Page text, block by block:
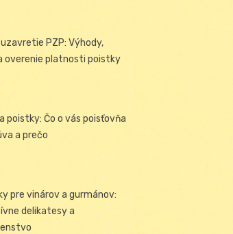
uzavretie PZP: Výhody,
overenie platnosti poistky
poistky: Čo o vás poisťovňa
a prečo
pre vinárov a gurmánov:
delikatesy a